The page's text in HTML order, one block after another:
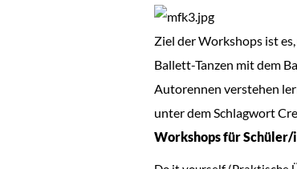
Ziel der Workshops ist
Ballett-Tanzen mit dem
Autorennen verstehen
unter dem Schlagwort
Workshops für Schüler/